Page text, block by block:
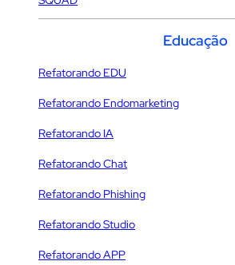
Educação
Refatorando EDU
Refatorando Endomarketing
Refatorando IA
Refatorando Chat
Refatorando Phishing
Refatorando Studio
Refatorando APP